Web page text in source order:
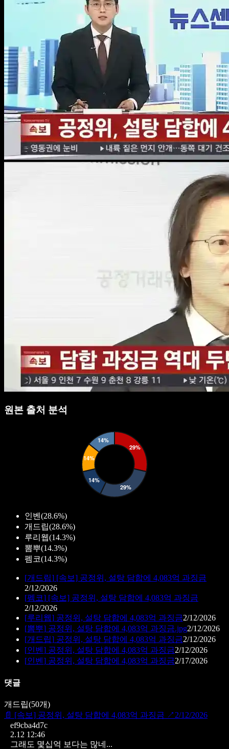
원본 출처 분석
인벤 (28.6%)
개드립(28.6%)
루리웹(14.3%)
뽐뿌(14.3%)
펨코(14.3%)
[개드립] [속보] 공정위, 설탕 담합에 4,083억 과징금
2/12/2026
[펨코] [속보] 공정위, 설탕 담합에 4,083억 과징금
2/12/2026
[루리웹] 공정위, 설탕 담합에 4,083억 과징금2/12/2026
[뽐뿌] 공정위, 설탕 담합에 4,083억 과징금.jpg2/12/2026
[개드립] 공정위, 설탕 담합에 4,083억 과징금2/12/2026
[인벤 ] 공정위, 설탕 담합에 4,083억 과징금2/12/2026
[인벤 ] 공정위, 설탕 담합에 4,083억 과징금2/17/2026
댓글
개드립(50개)
📄 [속보] 공정위, 설탕 담합에 4,083억 과징금 ↗ 2/12/2026
ef9cba4d7c
2.12 12:46
그래도 몇십억 보다는 많네...